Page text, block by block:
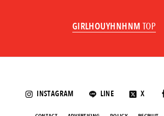
GIRLHOUYHNHNM TOP
INSTAGRAM LINE X